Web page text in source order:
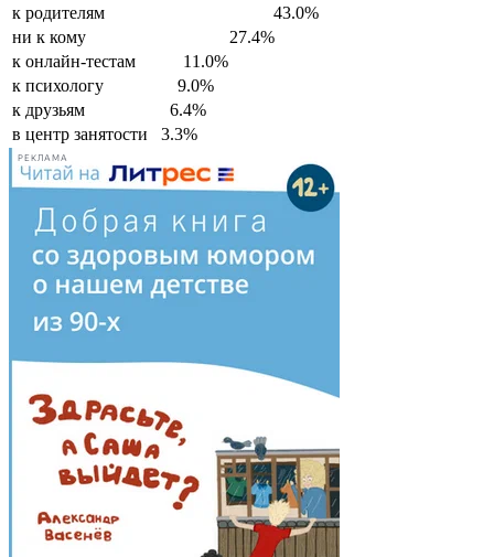
к родителям
43.0%
ни к кому
27.4%
к онлайн-тестам
11.0%
к психологу
9.0%
к друзьям
6.4%
в центр занятости
3.3%
РЕКЛАМА